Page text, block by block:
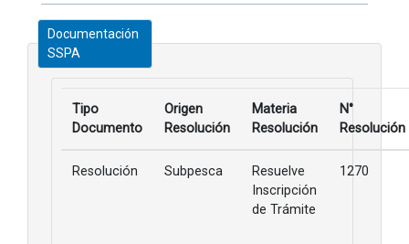
Documentación
SSPA
Tipo
Documento
Origen
Resolución
Materia
Resolución
N°
Resolución
Resolución Subpesca
Resuelve
Inscripción
de Trámite
1270